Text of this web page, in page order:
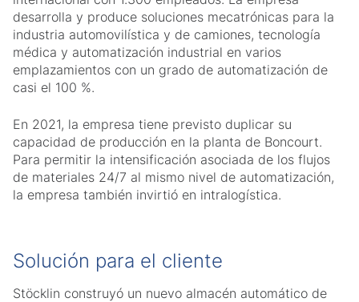
desarrolla y produce soluciones mecatrónicas para la
industria automovilística y de camiones, tecnología
médica y automatización industrial en varios
emplazamientos con un grado de automatización de
casi el 100 %.
En 2021, la empresa tiene previsto duplicar su
capacidad de producción en la planta de Boncourt.
Para permitir la intensificación asociada de los flujos
de materiales 24/7 al mismo nivel de automatización,
la empresa también invirtió en intralogística.
Solución para el cliente
Stöcklin construyó un nuevo almacén automático de